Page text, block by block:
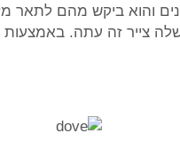
והוא ביקש מהם לתאר
צייר זה עתה. באמצעות